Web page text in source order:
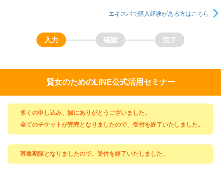
エキスパで購入経験がある方はこちら
賢女のためのLINE公式活用セミナー
多くの申し込み、誠にありがとうございました。
全てのチケットが完売となりましたので、受付を終了いたしました。
募集期限となりましたので、受付を終了いたしました。